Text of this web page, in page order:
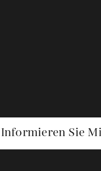
Informieren Sie